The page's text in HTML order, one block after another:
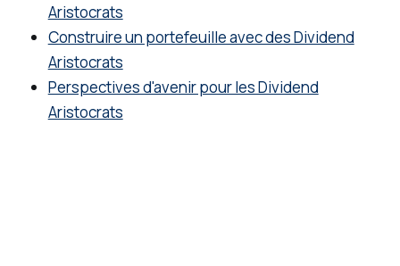
Aristocrats
Construire un portefeuille avec des Dividend
Aristocrats
Perspectives d'avenir pour les Dividend
Aristocrats